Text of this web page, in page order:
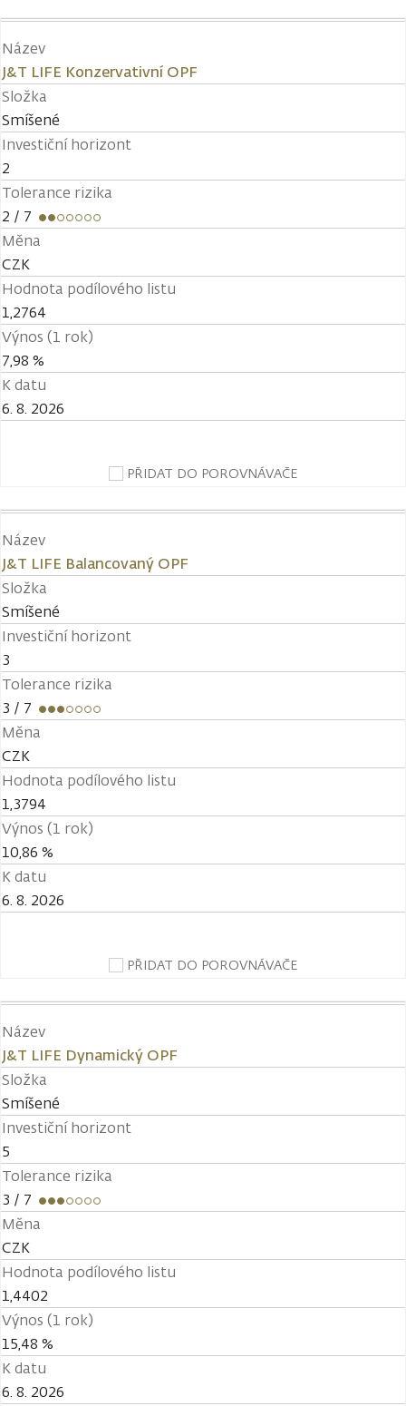
Název
J&T LIFE Konzervativní OPF
Složka
Smíšené
Investiční horizont
2
Tolerance rizika
2 / 7
Měna
CZK
Hodnota podílového listu
1,2764
Výnos (1 rok)
7,98 %
K datu
6. 8. 2026
PŘIDAT DO POROVNÁVAČE
Název
J&T LIFE Balancovaný OPF
Složka
Smíšené
Investiční horizont
3
Tolerance rizika
3 / 7
Měna
CZK
Hodnota podílového listu
1,3794
Výnos (1 rok)
10,86 %
K datu
6. 8. 2026
PŘIDAT DO POROVNÁVAČE
Název
J&T LIFE Dynamický OPF
Složka
Smíšené
Investiční horizont
5
Tolerance rizika
3 / 7
Měna
CZK
Hodnota podílového listu
1,4402
Výnos (1 rok)
15,48 %
K datu
6. 8. 2026